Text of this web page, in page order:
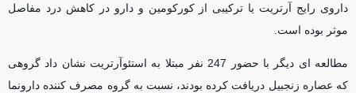
داروی رایج آرتریت یا ترکیبی از کورکومین و دارو در کاهش درد مفاصل
موثر بوده است.
مطالعه ای دیگر با حضور 247 نفر مبتلا به استئوآرتریت نشان داد گروهی
که عصاره زنجبیل دریافت کرده بودند، نسبت به گروه مصرف کننده دارونما